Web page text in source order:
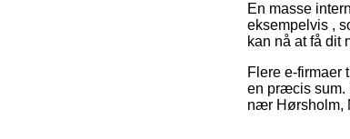
En masse
eksempelvis ,
kan nå at få dit
Flere e-firmaer
en præcis sum.
nær Hørsholm,